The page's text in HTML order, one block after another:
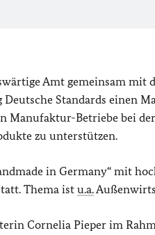
Amt gemeinsam
Deutsche Standards einen
Manufaktur-Betriebe bei
zu unterstützen.
in Germany“ mit
Thema ist u.a.
Cornelia Pieper im